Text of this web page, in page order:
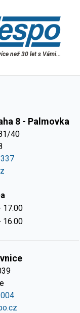
než 30 let s Vámi...
8 - Palmovka
40
17.00
16.00